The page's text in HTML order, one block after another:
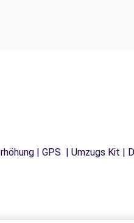
| GPS | Umzugs Kit